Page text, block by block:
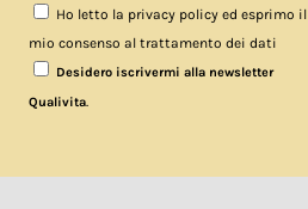
Ho letto la privacy policy ed esprimo il
mio consenso al trattamento dei dati
Desidero iscrivermi alla newsletter
Qualivita